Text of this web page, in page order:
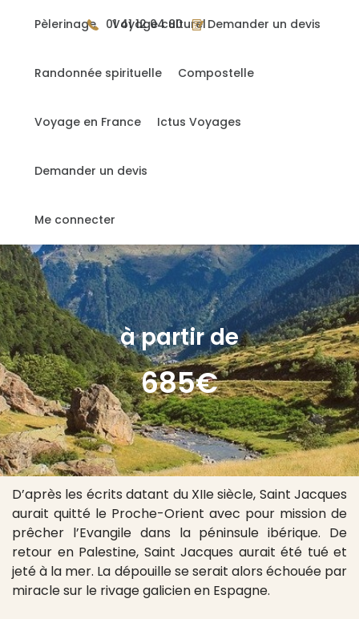
Pèlerinage Voyage culturel
Randonnée spirituelle Compostelle
Voyage en France Ictus Voyages
Demander un devis
Me connecter
01 41 12 04 80 Demander un devis
Jean / Pampelune
à partir de
685€
D’après les écrits datant du XIIe siècle, Saint Jacques
aurait quitté le Proche-Orient avec pour mission de
prêcher l’Evangile dans la péninsule ibérique. De
retour en Palestine, Saint Jacques aurait été tué et
jeté à la mer. La dépouille se serait alors échouée par
miracle sur le rivage galicien en Espagne.